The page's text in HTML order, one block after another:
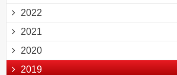
2022
2021
2020
2019